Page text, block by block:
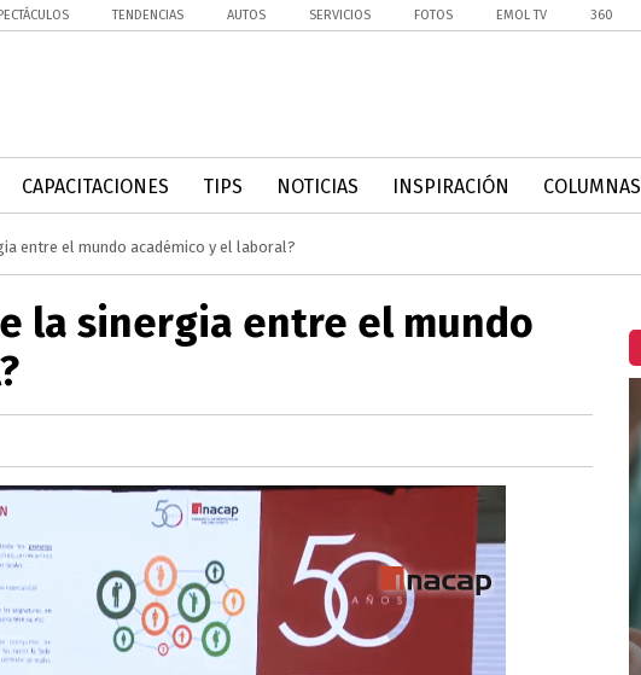
TENDENCIAS AUTOS SERVICIOS FOTOS EMOL TV 360
CAPACITACIONES TIPS NOTICIAS INSPIRACIÓN COLUMNAS
entre el mundo académico y el laboral?
la sinergia entre el mundo